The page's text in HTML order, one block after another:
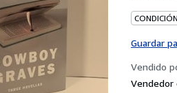
Guardar
Vendido
Vendedor